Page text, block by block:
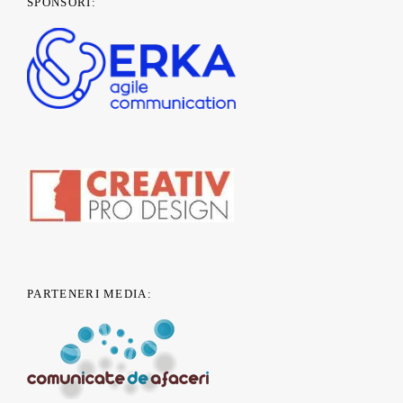
PARTENERI MEDIA: